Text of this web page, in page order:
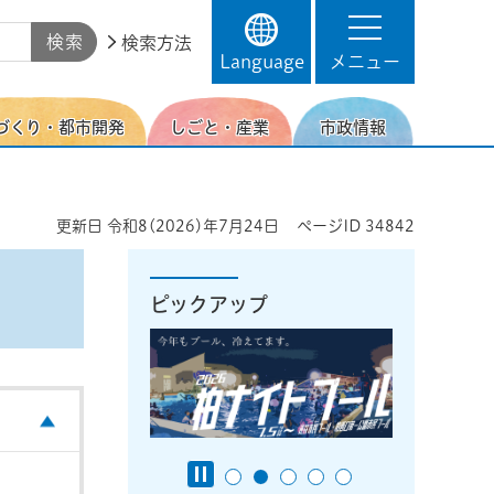
検索方法
Language
メニュー
くり・都市開発 しごと・産業 市政情報
更新日 令和8(2026)年7月24日 ページID 34842
ピックアップ